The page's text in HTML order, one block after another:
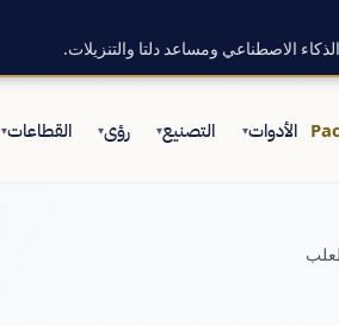
الأدوات▾ التصنيع▾ رؤى▾ القطاعات▾
الاصطناعي ومساعد دلتا والتنزيلات.